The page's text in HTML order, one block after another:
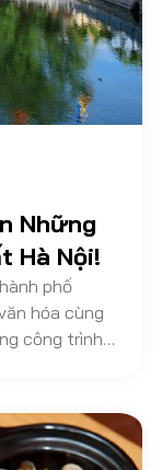
Những
Hà Nội!
phố
hóa cùng
công trình
quan
du khách